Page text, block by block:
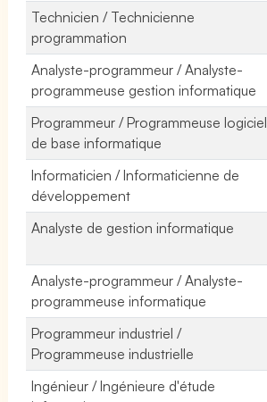
Technicien / Technicienne
programmation
Analyste-programmeur / Analyste-
programmeuse gestion informatique
Programmeur / Programmeuse logiciel
de base informatique
Informaticien / Informaticienne de
développement
Analyste de gestion informatique
Analyste-programmeur / Analyste-
programmeuse informatique
Programmeur industriel /
Programmeuse industrielle
Ingénieur / Ingénieure d'étude